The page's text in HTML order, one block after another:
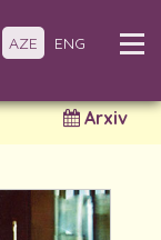
AZE ENG
Arxiv